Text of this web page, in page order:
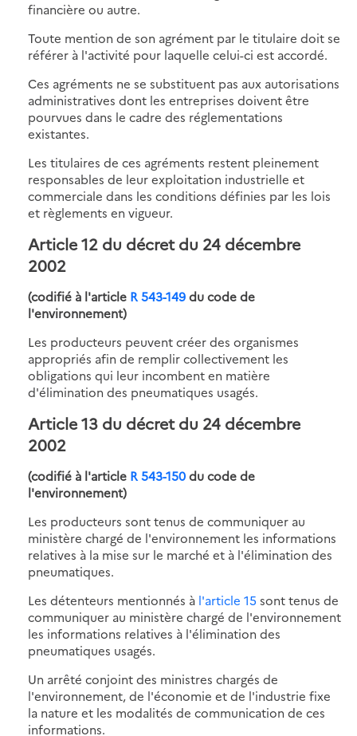
financière ou autre.
Toute mention de son agrément par le titulaire doit se
référer à l'activité pour laquelle celui-ci est accordé.
Ces agréments ne se substituent pas aux autorisations
administratives dont les entreprises doivent être
pourvues dans le cadre des réglementations
existantes.
Les titulaires de ces agréments restent pleinement
responsables de leur exploitation industrielle et
commerciale dans les conditions définies par les lois
et règlements en vigueur.
Article 12 du décret du 24 décembre
2002
(codifié à l'article R 543-149du code de
l'environnement)
Les producteurs peuvent créer des organismes
appropriés afin de remplir collectivement les
obligations qui leur incombent en matière
d'élimination des pneumatiques usagés.
Article 13 du décret du 24 décembre
2002
(codifié à l'article R 543-150du code de
l'environnement)
Les producteurs sont tenus de communiquer au
ministère chargé de l'environnement les informations
relatives à la mise sur le marché et à l'élimination des
pneumatiques.
Les détenteurs mentionnés à l'article 15 sont tenus de
communiquer au ministère chargé de l'environnement
les informations relatives à l'élimination des
pneumatiques usagés.
Un arrêté conjoint des ministres chargés de
l'environnement, de l'économie et de l'industrie fixe
la nature et les modalités de communication de ces
informations.